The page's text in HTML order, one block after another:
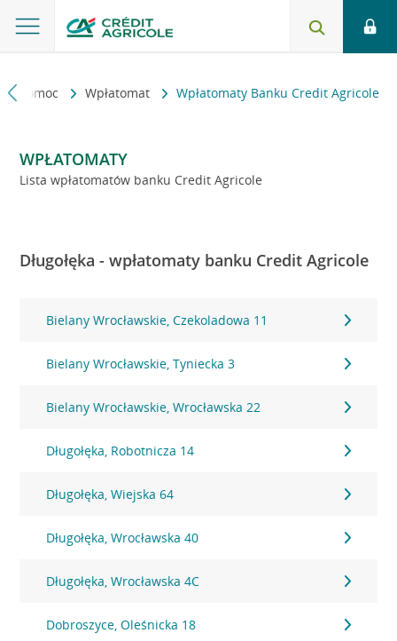
i pomoc Wpłatomat Wpłatomaty Banku Credit Agricole
WPŁATOMATY
Lista wpłatomatów banku Credit Agricole
Długołęka - wpłatomaty banku Credit Agricole
Bielany Wrocławskie, Czekoladowa 11
Bielany Wrocławskie, Tyniecka 3
Bielany Wrocławskie, Wrocławska 22
Długołęka, Robotnicza 14
Długołęka, Wiejska 64
Długołęka, Wrocławska 40
Długołęka, Wrocławska 4C
Dobroszyce, Oleśnicka 18